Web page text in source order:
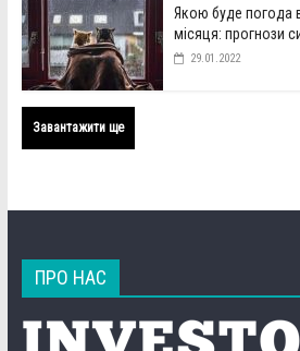
Якою буде погода
місяця: прогнози
29.01.2022
Завантажити ще
ПРО НАС